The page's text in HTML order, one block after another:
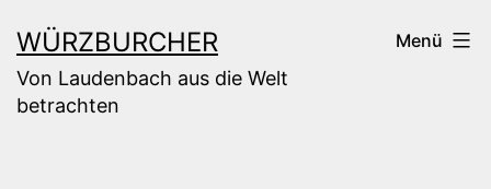
Inhalt
springen
WÜRZBURCHER
Von Laudenbach aus die Welt
betrachten
Menü